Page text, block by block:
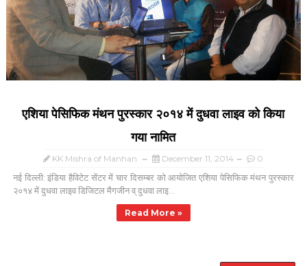
एशिया पेसिफिक मंथन पुरस्कार २०१४ में दुधवा लाइव को किया
गया नामित
KK Mishra of Manhan December 11, 2014 0
नई दिल्ली: इंडिया हैविटेट सेंटर में चार दिसम्बर को आयोजित एशिया पेसिफिक मंथन पुरस्कार
२०१४ में दुधवा लाइव डिजिटल मैगजीन व् दुधवा लाइ...
Read More »